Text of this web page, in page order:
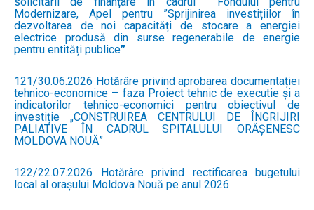
Modernizare, Apel pentru ”Sprijinirea investițiilor în
dezvoltarea de noi capacități de stocare a energiei
electrice produsă din surse regenerabile de energie
pentru entități publice”
121/30.06.2026 Hotărâre privind aprobarea documentației
tehnico-economice – faza Proiect tehnic de executie și a
indicatorilor tehnico-economici pentru obiectivul de
investiție „CONSTRUIREA CENTRULUI DE ÎNGRIJIRI
PALIATIVE ÎN CADRUL SPITALULUI ORĂȘENESC
MOLDOVA NOUĂ”
122/22.07.2026 Hotărâre privind rectificarea bugetului
local al orașului Moldova Nouă pe anul 2026